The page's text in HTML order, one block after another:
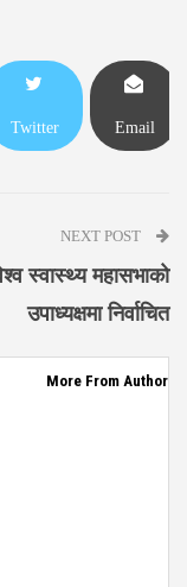
Twitter Email
NEXT POST
स्वास्थ्य महासभाको
उपाध्यक्षमा निर्वाचित
More From Author